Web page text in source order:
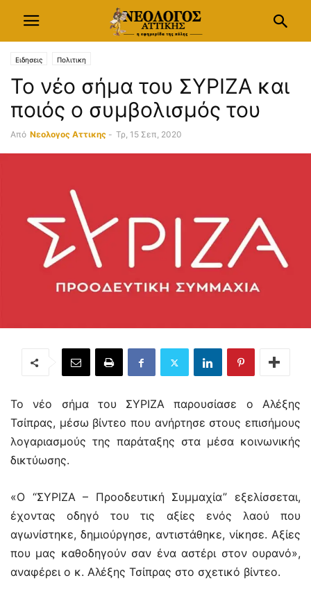
Ειδησεις Πολιτικη
Το νέο σήμα του ΣΥΡΙΖΑ και
ποιός ο συμβολισμός του
Από Νεολογος Αττικης - Τρ, 15 Σεπ, 2020
Το νέο σήμα του ΣΥΡΙΖΑ παρουσίασε ο Αλέξης
Τσίπρας, μέσω βίντεο που ανήρτησε στους επισήμους
λογαριασμούς της παράταξης στα μέσα κοινωνικής
δικτύωσης.
«Ο “ΣΥΡΙΖΑ – Προοδευτική Συμμαχία” εξελίσσεται,
έχοντας οδηγό του τις αξίες ενός λαού που
αγωνίστηκε, δημιούργησε, αντιστάθηκε, νίκησε. Αξίες
που μας καθοδηγούν σαν ένα αστέρι στον ουρανό»,
αναφέρει ο κ. Αλέξης Τσίπρας στο σχετικό βίντεο.